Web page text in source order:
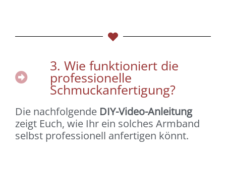
3. Wie funktioniert die
professionelle
Schmuckanfertigung?
Die nachfolgende DIY-Video-Anleitung
zeigt Euch, wie Ihr ein solches Armband
selbst professionell anfertigen könnt.